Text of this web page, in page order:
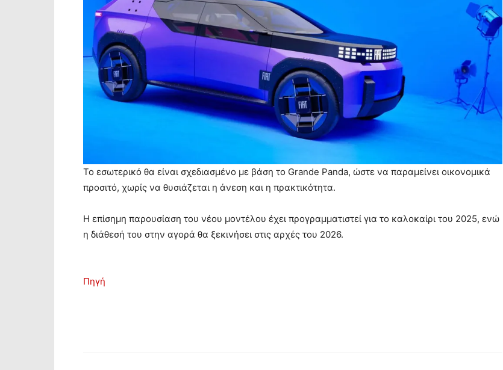
Το εσωτερικό θα είναι σχεδιασμένο με βάση το Grande Panda, ώστε να παραμείνει οικονομικά
προσιτό, χωρίς να θυσιάζεται η άνεση και η πρακτικότητα.
Η επίσημη παρουσίαση του νέου μοντέλου έχει προγραμματιστεί για το καλοκαίρι του 2025, ενώ
η διάθεσή του στην αγορά θα ξεκινήσει στις αρχές του 2026.
Πηγή